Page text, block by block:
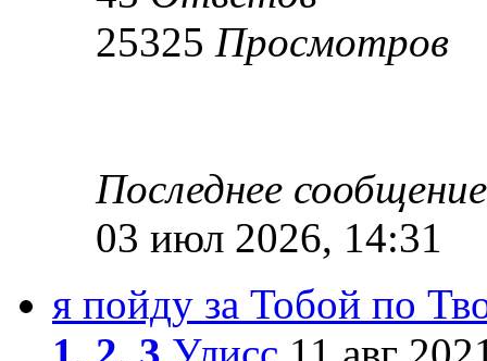
25325 Просмотров
Последнее
03 июл 2026, 14:31
я пойду за Тобой по